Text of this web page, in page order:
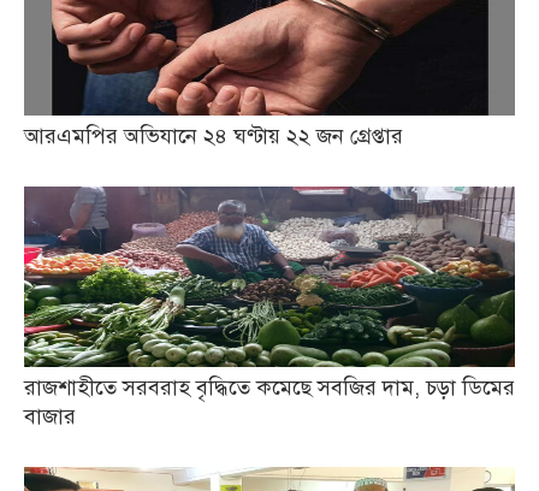
আরএমপির অভিযানে ২৪ ঘণ্টায় ২২ জন গ্রেপ্তার
রাজশাহীতে সরবরাহ বৃদ্ধিতে কমেছে সবজির দাম, চড়া ডিমের
বাজার